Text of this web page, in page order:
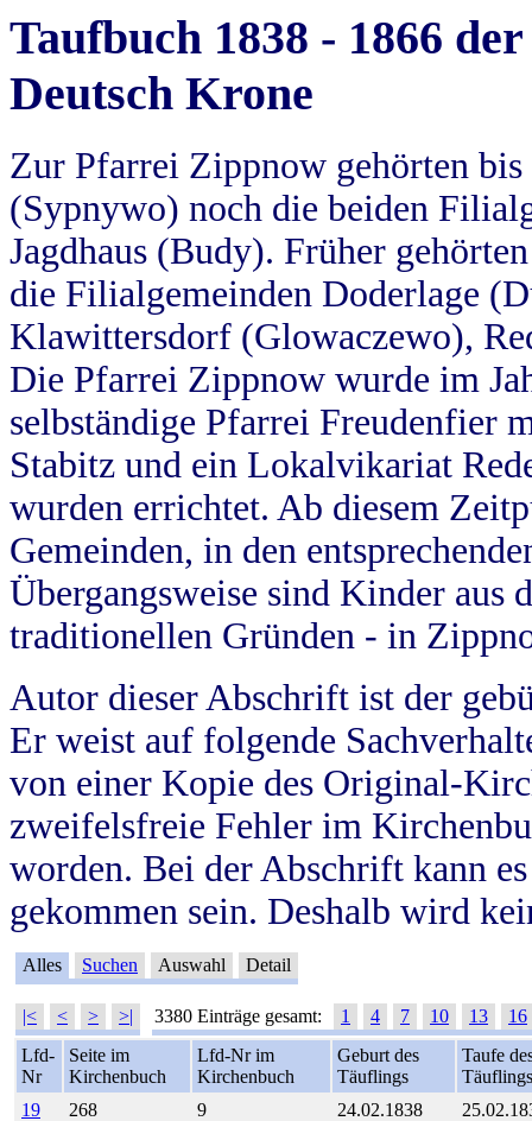
Taufbuch 1838 - 1866
Deutsch Krone
Zur Pfarrei Zippnow gehörten
(Sypnywo) noch die beiden
Jagdhaus (Budy). Früher
die Filialgemeinden Doderlage
Klawittersdorf (Glowaczewo),
Die Pfarrei Zippnow wurde im
selbständige Pfarrei Freudenfier
Stabitz und ein Lokalvikariat
wurden errichtet. Ab diesem
Gemeinden, in den
Übergangsweise sind Kinder aus
traditionellen Gründen - in
Autor dieser Abschrift ist der
Er weist auf folgende
von einer Kopie des Original-
zweifelsfreie Fehler im
worden. Bei der Abschrift kann
gekommen sein. Deshalb wird
Alles Suchen Auswahl Detail
|< < > >| 3380 Einträge gesamt: 1 4 7 10 13
16
Lfd-
Nr
Seite im
Kirchenbuch
Lfd-Nr im
Kirchenbuch
Geburt des
Täuflings
Taufe
Täuflings
19
268 9 24.02.1838